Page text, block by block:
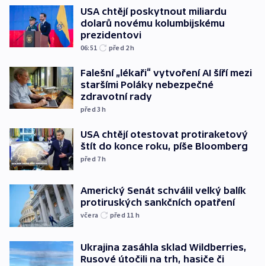
USA chtějí poskytnout miliardu
dolarů novému kolumbijskému
prezidentovi
06:51 před 2h
Falešní „lékaři“ vytvoření AI šíří mezi
staršími Poláky nebezpečné
zdravotní rady
před 3h
USA chtějí otestovat protiraketový
štít do konce roku, píše Bloomberg
před 7h
Americký Senát schválil velký balík
protiruských sankčních opatření
včera před 11 h
Ukrajina zasáhla sklad Wildberries,
Rusové útočili na trh, hasiče či